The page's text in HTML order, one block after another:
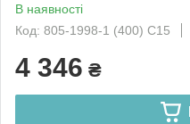
В наявності
Код: 805-1998-1 (400) C15
4 346 ₴